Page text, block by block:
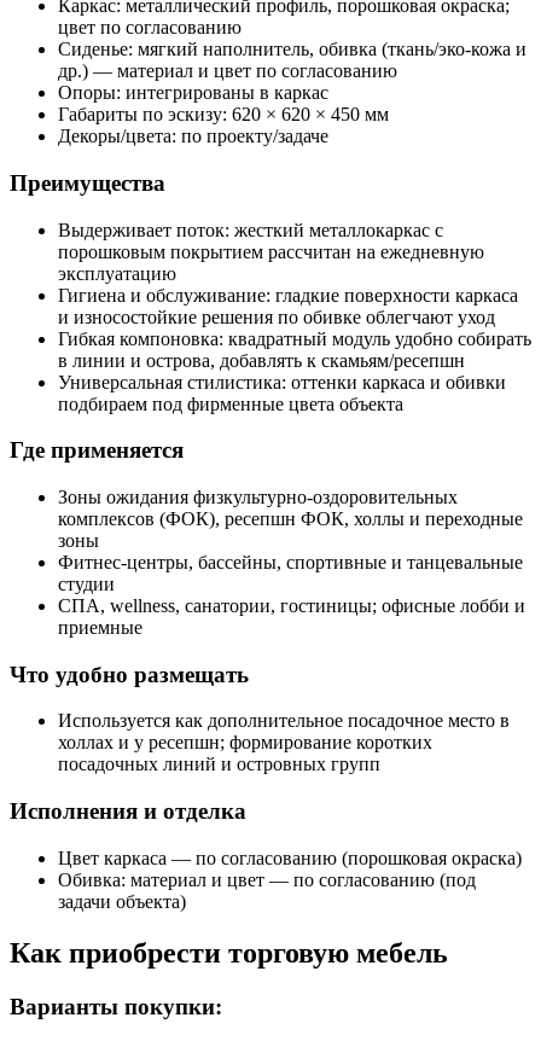
Каркас: металлический профиль, порошковая окраска;
цвет по согласованию
Сиденье: мягкий наполнитель, обивка (ткань/эко‑кожа и
др.) — материал и цвет по согласованию
Опоры: интегрированы в каркас
Габариты по эскизу: 620 × 620 × 450 мм
Декоры/цвета: по проекту/задаче
Преимущества
Выдерживает поток: жесткий металлокаркас с
порошковым покрытием рассчитан на ежедневную
эксплуатацию
Гигиена и обслуживание: гладкие поверхности каркаса
и износостойкие решения по обивке облегчают уход
Гибкая компоновка: квадратный модуль удобно собирать
в линии и острова, добавлять к скамьям/ресепшн
Универсальная стилистика: оттенки каркаса и обивки
подбираем под фирменные цвета объекта
Где применяется
Зоны ожидания физкультурно‑оздоровительных
комплексов (ФОК), ресепшн ФОК, холлы и переходные
зоны
Фитнес‑центры, бассейны, спортивные и танцевальные
студии
СПА, wellness, санатории, гостиницы; офисные лобби и
приемные
Что удобно размещать
Используется как дополнительное посадочное место в
холлах и у ресепшн; формирование коротких
посадочных линий и островных групп
Исполнения и отделка
Цвет каркаса — по согласованию (порошковая окраска)
Обивка: материал и цвет — по согласованию (под
задачи объекта)
Как приобрести торговую мебель
Варианты покупки: